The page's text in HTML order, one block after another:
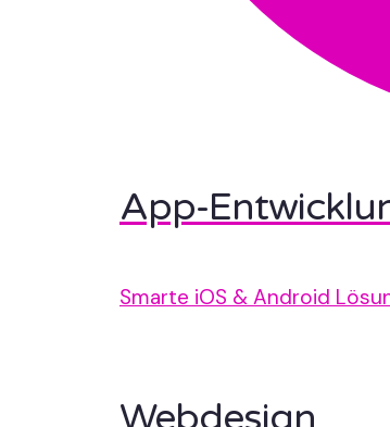
App-
Smarte iOS & Android